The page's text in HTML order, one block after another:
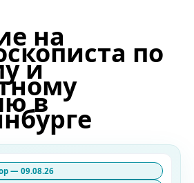
на по
и
в
— 09.08.26